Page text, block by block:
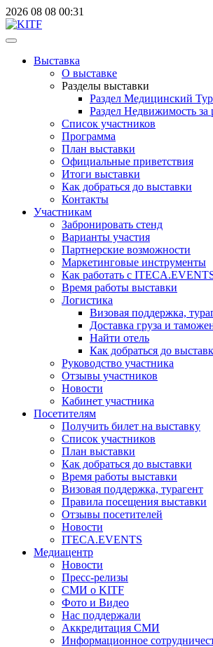
2026 08 08 00:31
Выставка
О выставке
Разделы выставки
Раздел Медицинский
Раздел Недвижимость за
Список участников
Программа
План выставки
Официальные приветствия
Итоги выставки
Как добраться до выставки
Контакты
Участникам
Забронировать стенд
Варианты участия
Партнерские возможности
Маркетинговые инструменты
Как работать с
Время работы выставки
Логистика
Визовая поддержка,
Доставка груза и
Найти отель
Как добраться до
Руководство участника
Отзывы участников
Новости
Кабинет участника
Посетителям
Получить билет на выставку
Список участников
План выставки
Как добраться до выставки
Время работы выставки
Визовая поддержка, турагент
Правила посещения выставки
Отзывы посетителей
Новости
ITECA.EVENTS
Медиацентр
Новости
Пресс-релизы
СМИ о KITF
Фото и Видео
Нас поддержали
Аккредитация СМИ
Информационное